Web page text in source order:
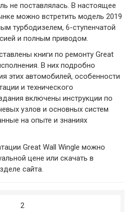
не поставлялась. В настоящее
можно встретить модель 2019
турбодизелем, 6-ступенчатой
и полным приводом.
книги по ремонту Great
В них подробно
этих автомобилей, особенности
и технического
включены инструкции по
узлов и основных систем
на опыте и знаниях
Great Wall Wingle можно
цене или скачать в
сайта.
2